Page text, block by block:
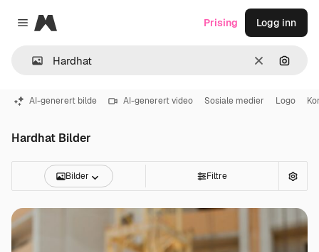
Close menu
Magnific
Slett Søk
Prising Logg inn
AI-generert bilde AI-generert video Sosiale medier Logo
Hardhat Bilder
Bilder Filtre